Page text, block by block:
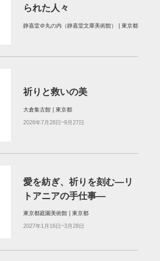
られた人々
静嘉堂＠丸の内（静嘉堂文庫美術館） | 東京都
祈りと救いの美
大倉集古館 | 東京都
2026年7月28日~9月27日
愛を紡ぎ、祈りを刻む―リ
トアニアの手仕事―
東京都庭園美術館 | 東京都
2027年1月16日~3月28日